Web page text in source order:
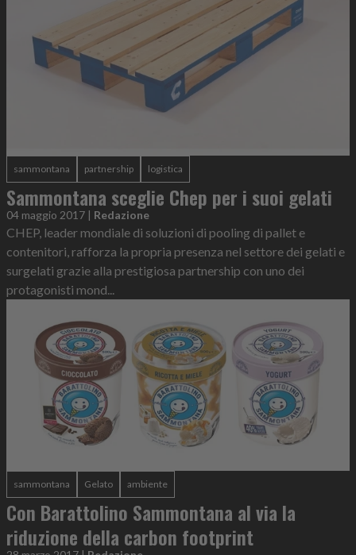
sammontana partnership logistica
Sammontana sceglie Chep per i suoi gelati
04 maggio 2017 | Redazione
CHEP, leader mondiale di soluzioni di pooling di pallet e
contenitori, rafforza la propria presenza nel settore dei gelati e
surgelati grazie alla prestigiosa partnership con uno dei
protagonisti mond...
sammontana Gelato ambiente
Con Barattolino Sammontana al via la
riduzione della carbon footprint